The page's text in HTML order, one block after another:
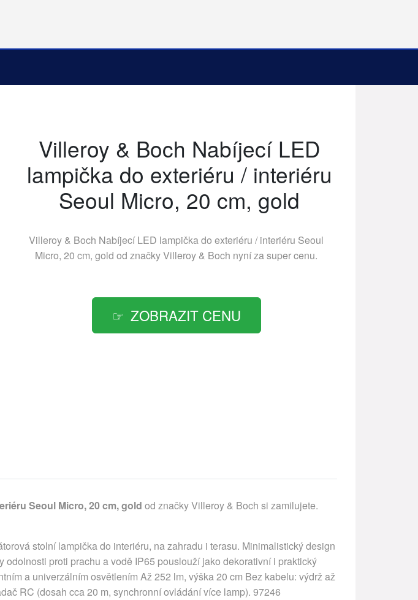
Villeroy & Boch Nabíjecí LED
lampička do exteriéru / interiéru
Seoul Micro, 20 cm, gold
Villeroy & Boch Nabíjecí LED lampička do exteriéru / interiéru Seoul
Micro, 20 cm, gold od značkyVilleroy & Boch nyní za super cenu.
ZOBRAZIT CENU
Seoul Micro, 20 cm, gold od značky Villeroy & Boch si zamilujete.
stolní lampička do interiéru, na zahradu i terasu. Minimalistický design
proti prachu a vodě IP65 pouslouží jako dekorativní i praktický
a univerzálním osvětlením Až 252 lm, výška 20 cm Bez kabelu: výdrž až
RC (dosah cca 20 m, synchronní ovládání více lamp). 97246